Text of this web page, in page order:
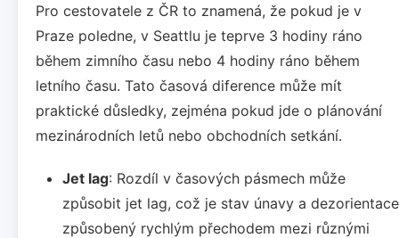
Pro cestovatele z ČR to znamená, že pokud je v
Praze poledne, v Seattlu je teprve 3 hodiny ráno
během zimního času nebo 4 hodiny ráno během
letního času. Tato časová diference může mít
praktické důsledky, zejména pokud jde o plánování
mezinárodních letů nebo obchodních setkání.
Jet lag: Rozdíl v časových pásmech může
způsobit jet lag, což je stav únavy a dezorientace
způsobený rychlým přechodem mezi různými